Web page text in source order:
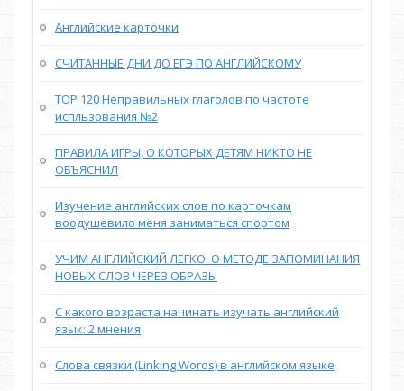
Английские карточки
СЧИТАННЫЕ ДНИ ДО ЕГЭ ПО АНГЛИЙСКОМУ
TOP 120 Неправильных глаголов по частоте
испльзования №2
ПРАВИЛА ИГРЫ, О КОТОРЫХ ДЕТЯМ НИКТО НЕ
ОБЪЯСНИЛ
Изучение английских слов по карточкам
воодушевило меня заниматься спортом
УЧИМ АНГЛИЙСКИЙ ЛЕГКО: О МЕТОДЕ ЗАПОМИНАНИЯ
НОВЫХ СЛОВ ЧЕРЕЗ ОБРАЗЫ
С какого возраста начинать изучать английский
язык: 2 мнения
Слова связки (Linking Words) в английском языке